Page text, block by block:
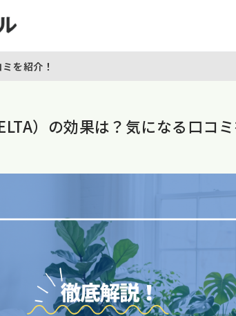
を紹介！
）の効果は？気になる口コミ